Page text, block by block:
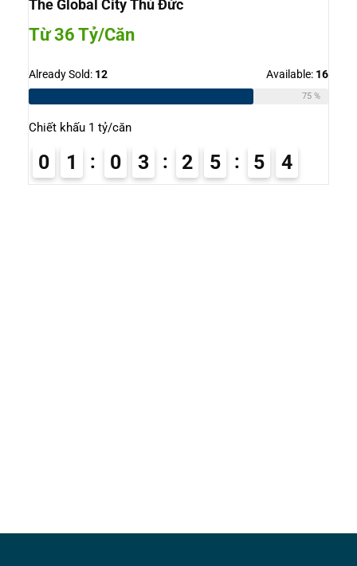
The Global City Thủ Đức
Từ 36 Tỷ/Căn
Already Sold: 12 Available: 16
75 %
Chiết khấu 1 tỷ/căn
0 1 0 3 2 5 5 3
4